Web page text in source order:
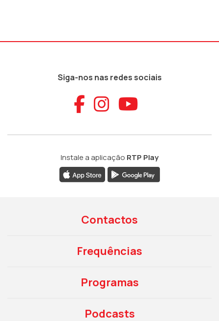
Siga-nos nas redes sociais
Aceder ao
Aceder ao
Aceder
Instale a aplicação RTP Play
Contactos
Frequências
Programas
Podcasts